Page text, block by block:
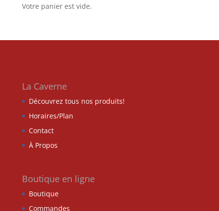
Votre panier est vide.
La Caverne
Découvrez tous nos produits!
Horaires/Plan
Contact
À Propos
Boutique en ligne
Boutique
Commandes